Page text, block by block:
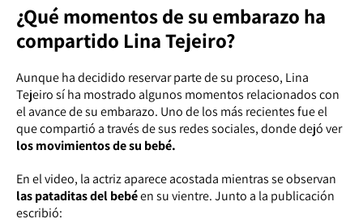
¿Qué momentos de su embarazo ha
compartido Lina Tejeiro?
Aunque ha decidido reservar parte de su proceso, Lina
Tejeiro sí ha mostrado algunos momentos relacionados con
el avance de su embarazo. Uno de los más recientes fue el
que compartió a través de sus redes sociales, donde dejó ver
los movimientos de su bebé.
En el video, la actriz aparece acostada mientras se observan
las pataditas del bebéen su vientre. Junto a la publicación
escribió: